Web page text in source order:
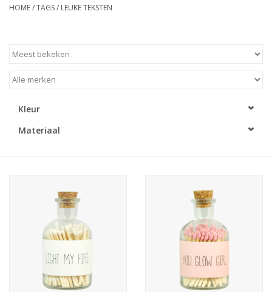
LED Kaarsen
Relatiegeschenken & Bedankjes
Huisparfums
HOME/TAGS/ LEUKE TEKSTEN
Kleur
Materiaal